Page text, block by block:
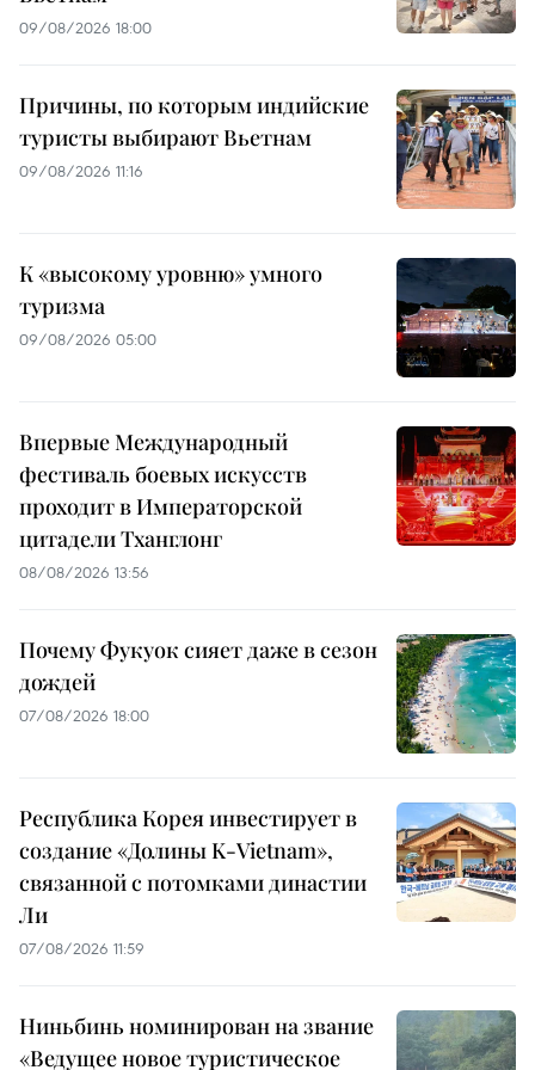
09/08/2026 18:00
Причины, по которым индийские
туристы выбирают Вьетнам
09/08/2026 11:16
К «высокому уровню» умного
туризма
09/08/2026 05:00
Впервые Международный
фестиваль боевых искусств
проходит в Императорской
цитадели Тханглонг
08/08/2026 13:56
Почему Фукуок сияет даже в сезон
дождей
07/08/2026 18:00
Республика Корея инвестирует в
создание «Долины K-Vietnam»,
связанной с потомками династии
Ли
07/08/2026 11:59
Ниньбинь номинирован на звание
«Ведущее новое туристическое